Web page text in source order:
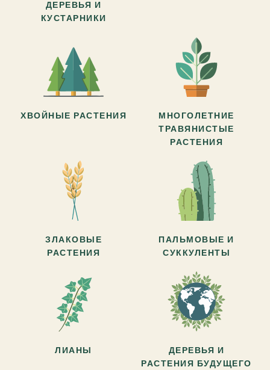
ДЕРЕВЬЯ И
КУСТАРНИКИ
ХВОЙНЫЕ РАСТЕНИЯ
МНОГОЛЕТНИЕ
ТРАВЯНИСТЫЕ
РАСТЕНИЯ
ЗЛАКОВЫЕ
РАСТЕНИЯ
ПАЛЬМОВЫЕ И
СУККУЛЕНТЫ
ЛИАНЫ
ДЕРЕВЬЯ И
РАСТЕНИЯ БУДУЩЕГО